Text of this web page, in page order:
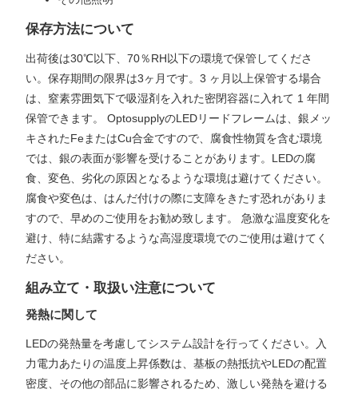
保存方法について
出荷後は30℃以下、70％RH以下の環境で保管してくださ
い。保存期間の限界は3ヶ月です。3 ヶ月以上保管する場合
は、窒素雰囲気下で吸湿剤を入れた密閉容器に入れて 1 年間
保管できます。 OptosupplyのLEDリードフレームは、銀メッ
キされたFeまたはCu合金ですので、腐食性物質を含む環境
では、銀の表面が影響を受けることがあります。LEDの腐
食、変色、劣化の原因となるような環境は避けてください。
腐食や変色は、はんだ付けの際に支障をきたす恐れがありま
すので、早めのご使用をお勧め致します。 急激な温度変化を
避け、特に結露するような高湿度環境でのご使用は避けてく
ださい。
組み立て・取扱い注意について
発熱に関して
LEDの発熱量を考慮してシステム設計を行ってください。入
力電力あたりの温度上昇係数は、基板の熱抵抗やLEDの配置
密度、その他の部品に影響されるため、激しい発熱を避ける